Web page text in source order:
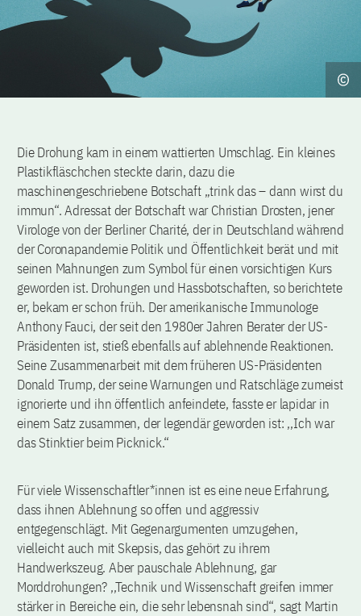
Die Drohung kam in einem wattierten Umschlag. Ein kleines
Plastikfläschchen steckte darin, dazu die
maschinengeschriebene Botschaft „trink das – dann wirst du
immun“. Adressat der Botschaft war Christian Drosten, jener
Virologe von der Berliner Charité, der in Deutschland während
der Coronapandemie Politik und Öffentlichkeit berät und mit
seinen Mahnungen zum Symbol für einen vorsichtigen Kurs
geworden ist. Drohungen und Hassbotschaften, so berichtete
er, bekam er schon früh. Der amerikanische Immunologe
Anthony Fauci, der seit den 1980er Jahren Berater der US-
Präsidenten ist, stieß ebenfalls auf ablehnende Reaktionen.
Seine Zusammenarbeit mit dem früheren US-Präsidenten
Donald Trump, der seine Warnungen und Ratschläge zumeist
ignorierte und ihn öffentlich anfeindete, fasste er lapidar in
einem Satz zusammen, der legendär geworden ist: ,,Ich war
das Stinktier beim Picknick.“
Für viele Wissenschaftler*innen ist es eine neue Erfahrung,
dass ihnen Ablehnung so offen und aggressiv
entgegenschlägt. Mit Gegenargumenten umzugehen,
vielleicht auch mit Skepsis, das gehört zu ihrem
Handwerkszeug. Aber pauschale Ablehnung, gar
Morddrohungen? ,,Technik und Wissenschaft greifen immer
stärker in Bereiche ein, die sehr lebensnah sind“, sagt Martin